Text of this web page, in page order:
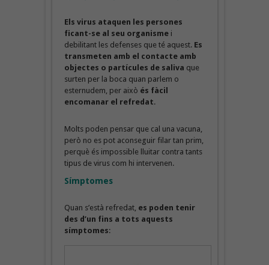
Els virus ataquen les persones
ficant-se al seu organisme i
debilitant les defenses que té aquest. Es
transmeten amb el contacte amb
objectes o partícules de saliva que
surten per la boca quan parlem o
esternudem, per això és fàcil
encomanar el refredat.
Molts poden pensar que cal una vacuna,
però no es pot aconseguir filar tan prim,
perquè és impossible lluitar contra tants
tipus de virus com hi intervenen.
Símptomes
Quan s’està refredat, es poden tenir
des d’un fins a tots aquests
símptomes: